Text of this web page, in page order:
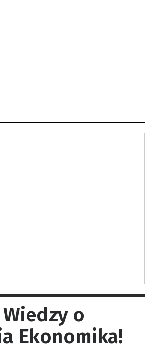
o
Ekonomika!